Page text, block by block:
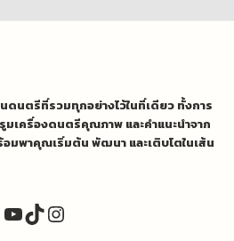
นตรีที่รวมทุกอย่างไว้ในที่เดียว ทั้งการ
เครื่องดนตรีคุณภาพ และคำแนะนำจาก
มพาคุณเริ่มต้น พัฒนา และเติบโตในเส้น
YouTube
TikTok
Instagram